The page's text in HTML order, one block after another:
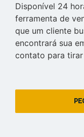
Disponível 24
ferramenta de
que um cliente
encontrará sua
contato para